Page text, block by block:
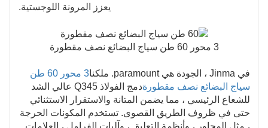
يعزز المرونة اللوجستية.
3 محور 60 طن سياج البضائع نصف مقطورة
في Jinma ، الجودة هي paramount. ملكنا
3 محور 60 طن
سياج البضائع نصف مقطورة
دمج الفولاذ Q345 عالي الشد
للشعاع الرئيسي ، مما يضمن المتانة والاستقرار الاستثنائي
حتى في ظروف الطريق القصوى. تستخدم المكونات الحرجة
، مثل المحاور ، وأنظمة التعليق ، وآليات الفرامل ، العلامات